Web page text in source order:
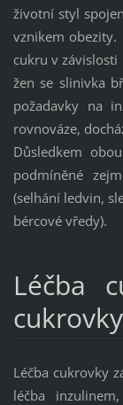
životní styl
vznikem
cukru v
žen se slinivka
požadavky na
rovnováze,
Důsledkem
podmíněné
(selhání ledvin,
bércové vředy).
Léčba
cukrovky
Léčba cukrovky
léčba